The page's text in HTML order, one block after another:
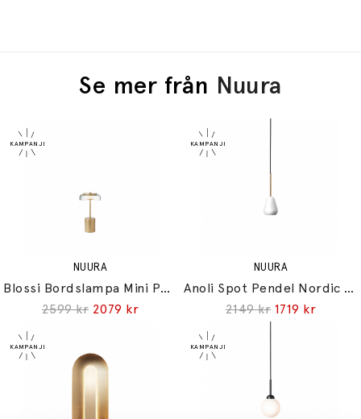
Se mer från Nuura
NUURA
Blossi Bordslampa Mini Portable Nordic Gold/Clear
2599 kr 2079 kr
NUURA
Anoli Spot Pendel Nordic Gold/White
2149 kr 1719 kr